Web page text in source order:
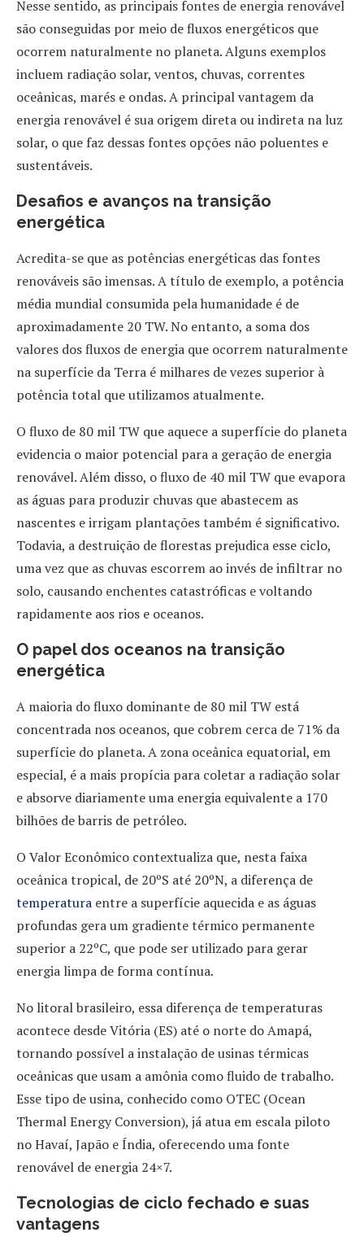
Nesse sentido, as principais fontes de energia renovável
são conseguidas por meio de fluxos energéticos que
ocorrem naturalmente no planeta.Alguns exemplos
incluem radiação solar, ventos, chuvas, correntes
oceânicas, marés e ondas. A principal vantagem da
energia renovável é sua origem direta ou indireta na luz
solar, o que faz dessas fontes opções não poluentes e
sustentáveis.
Desafios e avanços na transição
energética
Acredita-se que as potências energéticas das fontes
renováveis são imensas. A título de exemplo, a potência
média mundial consumida pela humanidade é de
aproximadamente 20 TW. No entanto, a soma dos
valores dos fluxos de energia que ocorrem naturalmente
na superfície da Terra é milhares de vezes superior à
potência total que utilizamos atualmente.
O fluxo de 80 mil TW que aquece a superfície do planeta
evidencia o maior potencial para a geração de energia
renovável. Além disso, o fluxo de 40 mil TW que evapora
as águas para produzir chuvas que abastecem as
nascentes e irrigam plantações também é significativo.
Todavia, a destruição de florestas prejudica esse ciclo,
uma vez que as chuvas escorrem ao invés de infiltrar no
solo, causando enchentes catastróficas e voltando
rapidamente aos rios e oceanos.
O papel dos oceanos na transição
energética
A maioria do fluxo dominante de 80 mil TW está
concentrada nos oceanos, que cobrem cerca de 71% da
superfície do planeta. A zona oceânica equatorial, em
especial, é a mais propícia para coletar a radiação solar
e absorve diariamente uma energia equivalente a 170
bilhões de barris de petróleo.
O Valor Econômico contextualiza que, nesta faixa
oceânica tropical, de 20ºS até 20ºN, a diferença de
temperatura entre a superfície aquecida e as águas
profundas gera um gradiente térmico permanente
superior a 22ºC, que pode ser utilizado para gerar
energia limpa de forma contínua.
No litoral brasileiro, essa diferença de temperaturas
acontece desde Vitória (ES) até o norte do Amapá,
tornando possível a instalação de usinas térmicas
oceânicas que usam a amônia como fluido de trabalho.
Esse tipo de usina, conhecido como OTEC (Ocean
Thermal Energy Conversion), já atua em escala piloto
no Havaí, Japão e Índia, oferecendo uma fonte
renovável de energia 24×7.
Tecnologias de ciclo fechado e suas
vantagens